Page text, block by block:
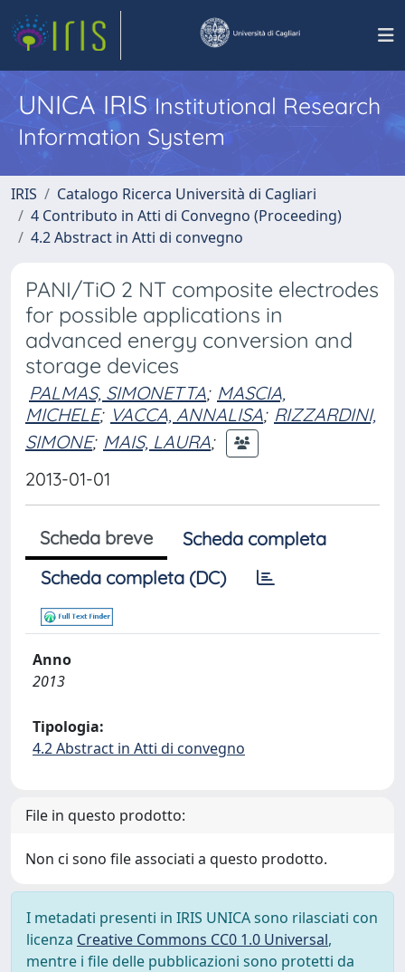
UNICA IRISInstitutional Research
Information System
IRIS
Catalogo Ricerca Università di Cagliari
4 Contributo in Atti di Convegno (Proceeding)
4.2 Abstract in Atti di convegno
PANI/TiO 2 NT composite electrodes
for possible applications in
advanced energy conversion and
storage devices
PALMAS, SIMONETTA; MASCIA,
MICHELE; VACCA, ANNALISA; RIZZARDINI,
SIMONE; MAIS, LAURA;
2013-01-01
Scheda breve
Scheda completa
Scheda completa (DC)
Anno
2013
Tipologia:
4.2 Abstract in Atti di convegno
File in questo prodotto:
Non ci sono file associati a questo prodotto.
I metadati presenti in IRIS UNICA sono rilasciati con
licenza Creative Commons CC0 1.0 Universal,
mentre i file delle pubblicazioni sono protetti da